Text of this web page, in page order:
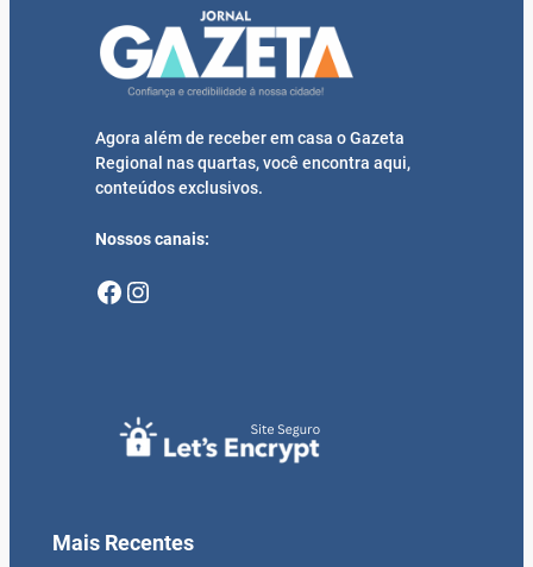
Agora além de receber em casa o Gazeta
Regional nas quartas, você encontra aqui,
conteúdos exclusivos.
Nossos canais:
Facebook Instagram
Mais Recentes